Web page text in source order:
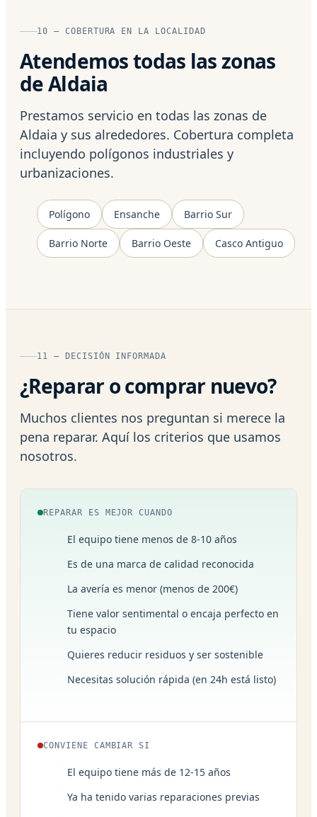
10 — COBERTURA EN LA LOCALIDAD
Atendemos todas las zonas
de Aldaia
Prestamos servicio en todas las zonas de
Aldaia y sus alrededores. Cobertura completa
incluyendo polígonos industriales y
urbanizaciones.
Polígono Ensanche Barrio Sur
Barrio Norte Barrio Oeste Casco Antiguo
11 — DECISIÓN INFORMADA
¿Reparar o comprar nuevo?
Muchos clientes nos preguntan si merece la
pena reparar. Aquí los criterios que usamos
nosotros.
REPARAR ES MEJOR CUANDO
El equipo tiene menos de 8-10 años
Es de una marca de calidad reconocida
La avería es menor (menos de 200€)
Tiene valor sentimental o encaja perfecto en
tu espacio
Quieres reducir residuos y ser sostenible
Necesitas solución rápida (en 24h está listo)
CONVIENE CAMBIAR SI
El equipo tiene más de 12-15 años
Ya ha tenido varias reparaciones previas